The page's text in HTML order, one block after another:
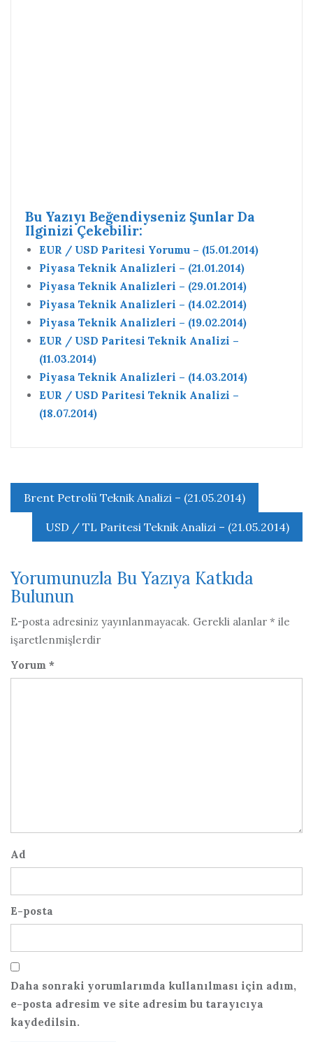
Bu Yazıyı Beğendiyseniz Şunlar Da
Ilginizi Çekebilir:
EUR / USD Paritesi Yorumu – (15.01.2014)
Piyasa Teknik Analizleri – (21.01.2014)
Piyasa Teknik Analizleri – (29.01.2014)
Piyasa Teknik Analizleri – (14.02.2014)
Piyasa Teknik Analizleri – (19.02.2014)
EUR / USD Paritesi Teknik Analizi –
(11.03.2014)
Piyasa Teknik Analizleri – (14.03.2014)
EUR / USD Paritesi Teknik Analizi –
(18.07.2014)
Yazı
gezinmesi
Brent Petrolü Teknik Analizi – (21.05.2014)
USD / TL Paritesi Teknik Analizi – (21.05.2014)
Yorumunuzla Bu Yazıya Katkıda
Bulunun
E-posta adresiniz yayınlanmayacak. Gerekli alanlar * ile
işaretlenmişlerdir
Yorum *
Ad
E-posta
Daha sonraki yorumlarımda kullanılması için adım,
e-posta adresim ve site adresim bu tarayıcıya
kaydedilsin.